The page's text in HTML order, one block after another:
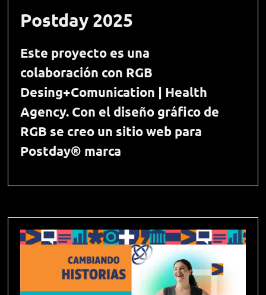
Postday 2025
Este proyecto es una
colaboración con RGB
Desing+Comunication | Health
Agency. Con el diseño gráfico de
RGB se creo un sitio web para
Postday® marca